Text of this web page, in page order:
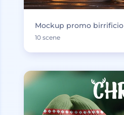
Mockup promo birrificio
10 scene